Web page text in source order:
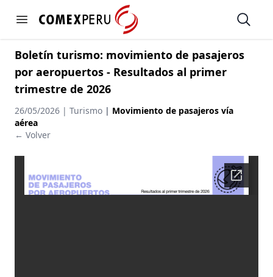
Open menu
https://www.comexperu.org.pe Open
Boletín turismo: movimiento de pasajeros
por aeropuertos - Resultados al primer
trimestre de 2026
26/05/2026 | Turismo | Movimiento de pasajeros vía
aérea
← Volver